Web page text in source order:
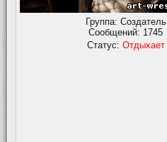
Группа: Создатель
Сообщений: 1745
Статус: Отдыхает